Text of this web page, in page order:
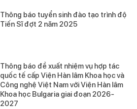
Thông báo tuyển sinh đào tạo trình độ
Tiến Sĩ đợt 2 năm 2025
Thông báo đề xuất nhiệm vụ hợp tác
quốc tế cấp Viện Hàn lâm Khoa học và
Công nghệ Việt Nam với Viện Hàn lâm
Khoa học Bulgaria giai đoạn 2026-
2027